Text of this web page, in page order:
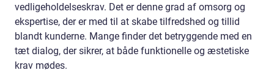
vedligeholdelseskrav. Det er denne grad af omsorg og
ekspertise, der er med til at skabe tilfredshed og tillid
blandt kunderne. Mange finder det betryggende med en
tæt dialog, der sikrer, at både funktionelle og æstetiske
krav mødes.